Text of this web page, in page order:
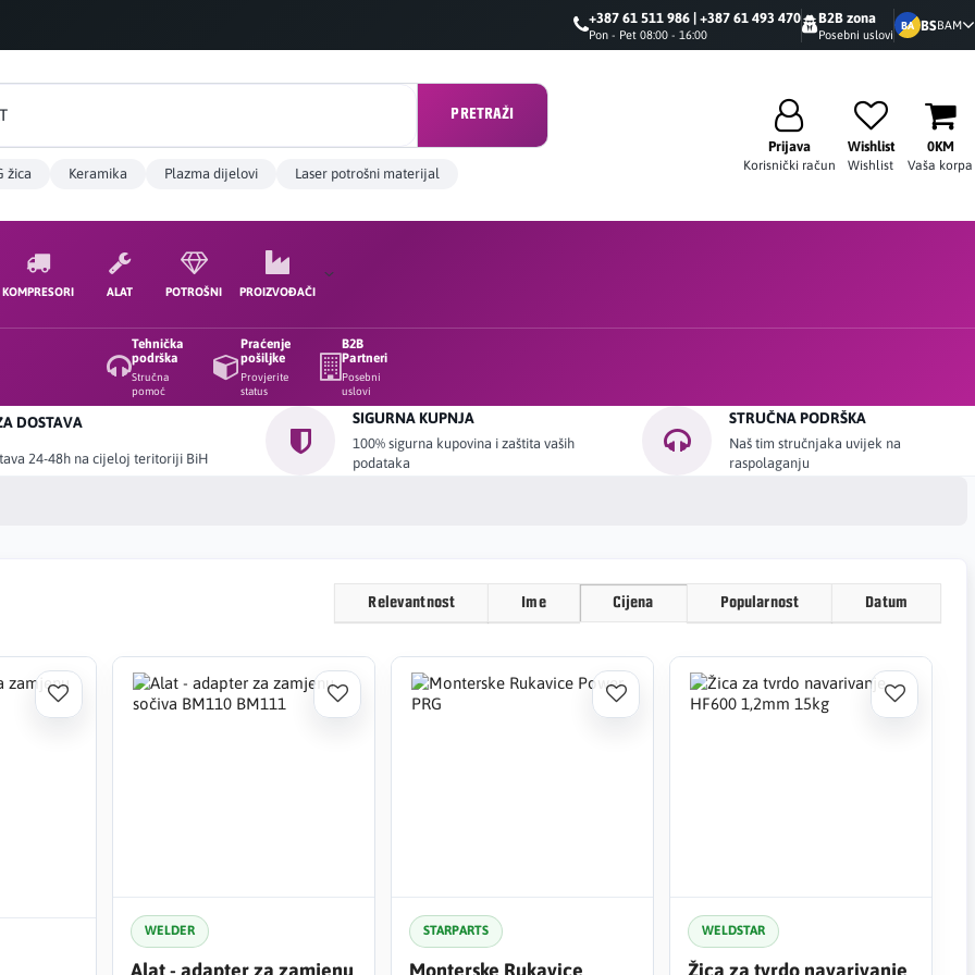
+387 61 511 986 | +387 61 493 470
Pon - Pet 08:00 - 16:00
B2B zona
Posebni uslovi
BA BSBAM
PRETRAŽI
žica Keramika Plazma dijelovi Laser potrošni materijal
Prijava
Korisnički račun
Wishlist
Wishlist
0KM
Vaša korpa
KOMPRESORI ALAT POTROŠNI PROIZVOĐAČI
Tehnička
podrška
Stručna
pomoć
Praćenje
pošiljke
Provjerite
status
B2B
Partneri
Posebni
uslovi
DOSTAVA
24-48h na cijeloj teritoriji BiH
SIGURNA KUPNJA
100% sigurna kupovina i zaštita vaših
podataka
STRUČNA PODRŠKA
Naš tim stručnjaka uvijek na
raspolaganju
Relevantnost Ime Cijena Popularnost Datum
WELDER
Alat - adapter za zamjenu
STARPARTS
Monterske Rukavice
WELDSTAR
Žica za tvrdo navarivanje